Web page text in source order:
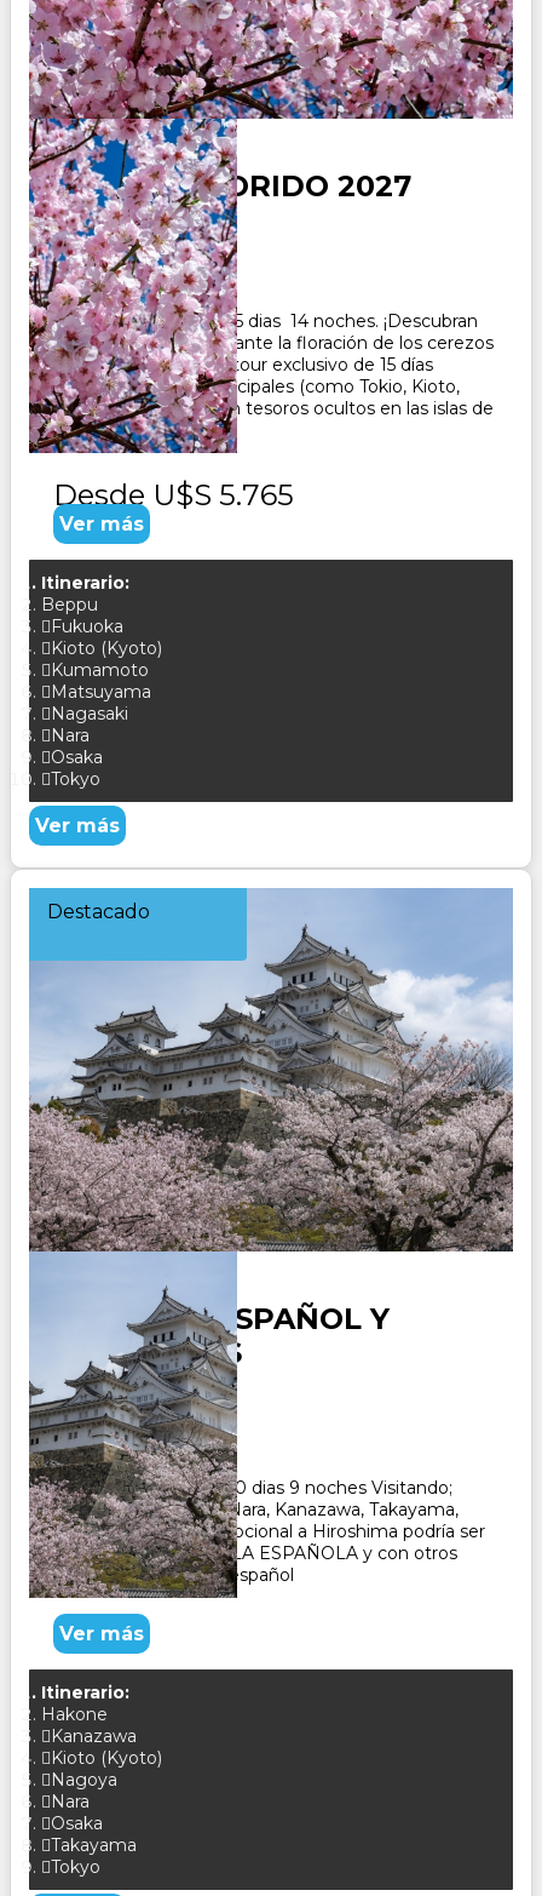
JAPON COLORIDO 2027
Duración:
15Días14Noches
Paquete Turistico de 15 dias 14 noches. ¡Descubran
el Japón auténtico durante la floración de los cerezos
(sakura) en 2027!Este tour exclusivo de 15 días
combina ciudades principales (como Tokio, Kioto,
Hiroshima y Osaka)con tesoros ocultos en las islas de
Shikoku y Ky...
Desde U$S 5.765
Ver más
Itinerario:
Beppu
Fukuoka
Kioto (Kyoto)
Kumamoto
Matsuyama
Nagasaki
Nara
Osaka
Tokyo
Ver más
Destacado
JAPON EN ESPAÑOL Y
PORTUGUES
Duración:
10Días9Noches
Paquete Turistico de 10 dias 9 noches Visitando;
Tokio, Hakone, Kioto, Nara, Kanazawa, Takayama,
Gero, Osaka, El tour opcional a Hiroshima podría ser
con un GUÍA DE HABLA ESPAÑOLA y con otros
pasajeros que hablan español
Ver más
Itinerario:
Hakone
Kanazawa
Kioto (Kyoto)
Nagoya
Nara
Osaka
Takayama
Tokyo